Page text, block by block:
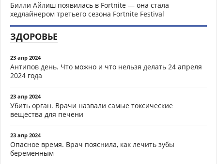
Билли Айлиш появилась в Fortnite — она стала
хедлайнером третьего сезона Fortnite Festival
ЗДОРОВЬЕ
23 апр 2024
Антипов день. Что можно и что нельзя делать 24 апреля
2024 года
23 апр 2024
Убить орган. Врачи назвали самые токсические
вещества для печени
23 апр 2024
Опасное время. Врач пояснила, как лечить зубы
беременным